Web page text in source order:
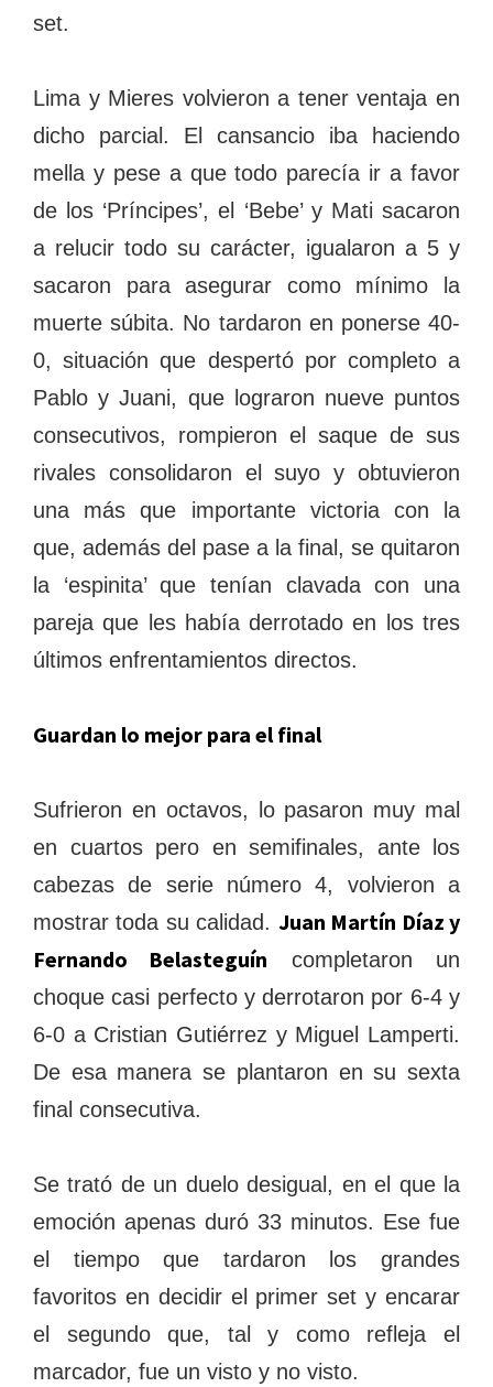
set.
Lima y Mieres volvieron a tener ventaja en
dicho parcial. El cansancio iba haciendo
mella y pese a que todo parecía ir a favor
de los ‘Príncipes’, el ‘Bebe’ y Mati sacaron
a relucir todo su carácter, igualaron a 5 y
sacaron para asegurar como mínimo la
muerte súbita. No tardaron en ponerse 40-
0, situación que despertó por completo a
Pablo y Juani, que lograron nueve puntos
consecutivos, rompieron el saque de sus
rivales consolidaron el suyo y obtuvieron
una más que importante victoria con la
que, además del pase a la final, se quitaron
la ‘espinita’ que tenían clavada con una
pareja que les había derrotado en los tres
últimos enfrentamientos directos.
Guardan lo mejor para el final
Sufrieron en octavos, lo pasaron muy mal
en cuartos pero en semifinales, ante los
cabezas de serie número 4, volvieron a
mostrar toda su calidad. Juan Martín Díaz y
Fernando Belasteguín completaron un
choque casi perfecto y derrotaron por 6-4 y
6-0 a Cristian Gutiérrez y Miguel Lamperti.
De esa manera se plantaron en su sexta
final consecutiva.
Se trató de un duelo desigual, en el que la
emoción apenas duró 33 minutos. Ese fue
el tiempo que tardaron los grandes
favoritos en decidir el primer set y encarar
el segundo que, tal y como refleja el
marcador, fue un visto y no visto.